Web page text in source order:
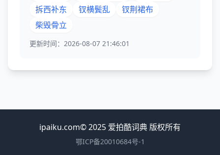
拆西补东
钗横鬓乱
钗荆裙布
柴毁骨立
更新时间：2026-08-07 21:46:01
ipaiku.com© 2025 爱拍酷词典 版权所有
鄂ICP备20010684号-1